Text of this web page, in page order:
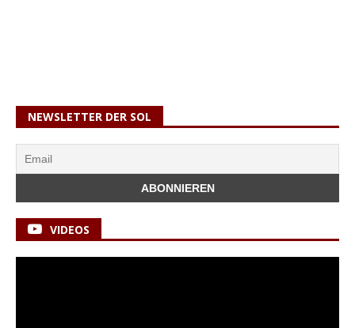
NEWSLETTER DER SOL
VIDEOS